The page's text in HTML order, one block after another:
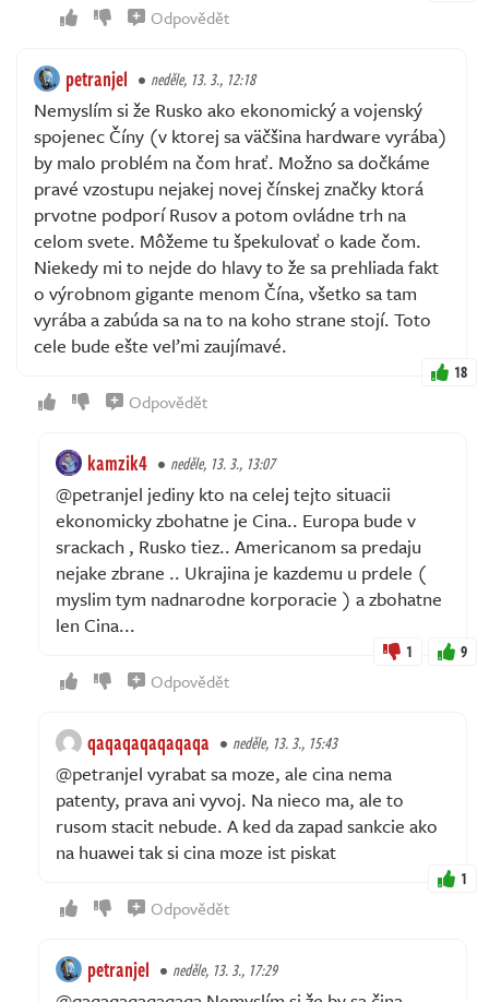
Odpovědět
petranjel neděle, 13. 3., 12:18
Nemyslím si že Rusko ako ekonomický a vojenský
spojenec Číny (v ktorej sa väčšina hardware vyrába)
by malo problém na čom hrať. Možno sa dočkáme
pravé vzostupu nejakej novej čínskej značky ktorá
prvotne podporí Rusov a potom ovládne trh na
celom svete. Môžeme tu špekulovať o kade čom.
Niekedy mi to nejde do hlavy to že sa prehliada fakt
o výrobnom gigante menom Čína, všetko sa tam
vyrába a zabúda sa na to na koho strane stojí. Toto
cele bude ešte veľmi zaujímavé.
18
Odpovědět
kamzik4 neděle, 13. 3., 13:07
@petranjel jediny kto na celej tejto situacii
ekonomicky zbohatne je Cina.. Europa bude v
srackach , Rusko tiez.. Americanom sa predaju
nejake zbrane .. Ukrajina je kazdemu u prdele (
myslim tym nadnarodne korporacie ) a zbohatne
len Cina...
1 9
Odpovědět
qaqaqaqaqaqaqa neděle, 13. 3., 15:43
@petranjel vyrabat sa moze, ale cina nema
patenty, prava ani vyvoj. Na nieco ma, ale to
rusom stacit nebude. A ked da zapad sankcie ako
na huawei tak si cina moze ist piskat
1
Odpovědět
petranjel neděle, 13. 3., 17:29